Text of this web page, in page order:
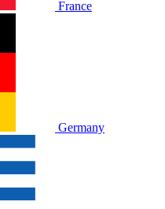
France
Germany